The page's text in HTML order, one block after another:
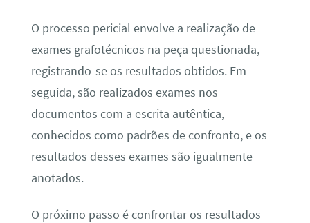
O processo pericial envolve a realização de
exames grafotécnicos na peça questionada,
registrando-se os resultados obtidos. Em
seguida, são realizados exames nos
documentos com a escrita autêntica,
conhecidos como padrões de confronto, e os
resultados desses exames são igualmente
anotados.
O próximo passo é confrontar os resultados